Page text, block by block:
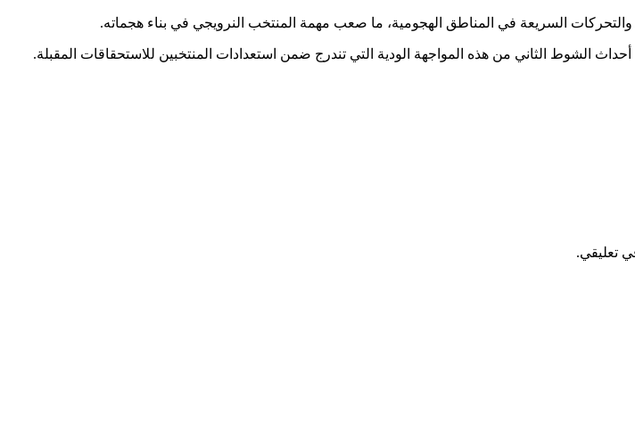
السريعة في المناطق الهجومية، ما صعب مهمة المنتخب النرويجي في بناء هجماته.
الشوط الثاني من هذه المواجهة الودية التي تندرج ضمن استعدادات المنتخبين للاستحقاقات المقبلة.
تعليقي.